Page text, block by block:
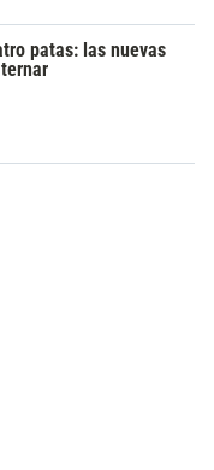
patas: las nuevas